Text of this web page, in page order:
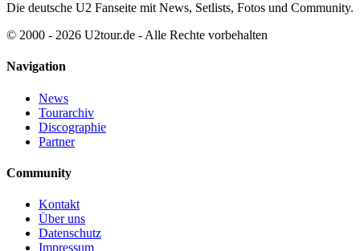
Die deutsche U2 Fanseite mit News, Setlists, Fotos und Community.
© 2000 - 2026 U2tour.de - Alle Rechte vorbehalten
Navigation
News
Tourarchiv
Discographie
Partner
Community
Kontakt
Über uns
Datenschutz
Impressum